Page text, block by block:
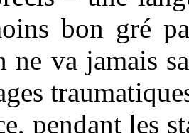
bon gré
ne va jamais
pendant les